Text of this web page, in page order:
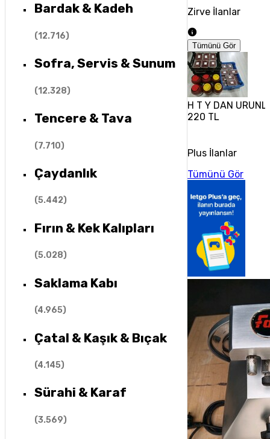
Bardak & Kadeh
(12.716)
Sofra, Servis & Sunum
(12.328)
Tencere & Tava
(7.710)
Çaydanlık
(5.442)
Fırın & Kek Kalıpları
(5.028)
Saklama Kabı
(4.965)
Çatal & Kaşık & Bıçak
(4.145)
Sürahi & Karaf
(3.569)
Zirve İlanlar
Tümünü Gör
H T Y DAN
220 TL
Plus İlanlar
Tümünü Gör